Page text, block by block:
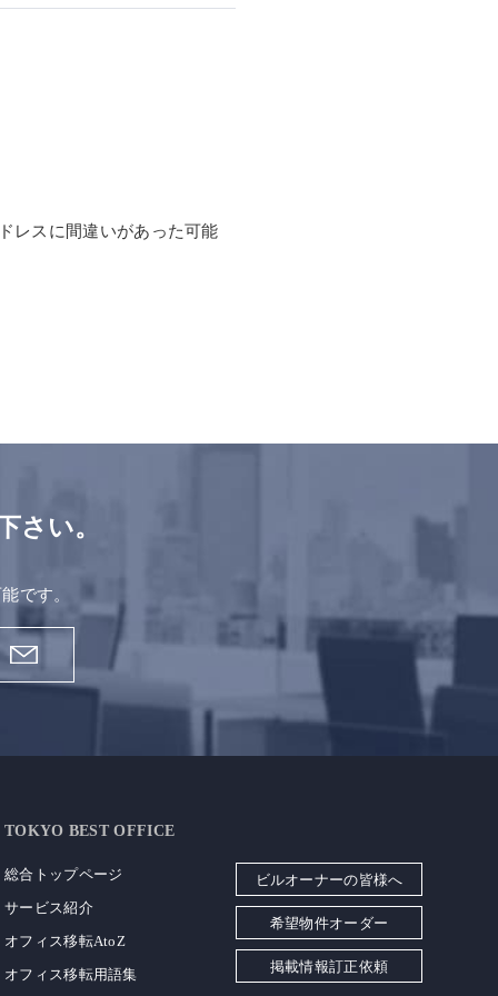
レスに間違いがあった可能
さい。
です。
TOKYO BEST OFFICE
総合トップページ
サービス紹介
オフィス移転AtoZ
オフィス移転用語集
ビルオーナーの皆様へ
希望物件オーダー
掲載情報訂正依頼